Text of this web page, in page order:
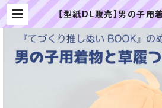
【型紙DL販売】男の子用
き足袋の型紙：ソフトボ
イズ | ぬいぐるみの生地
い」の布地・材料の通